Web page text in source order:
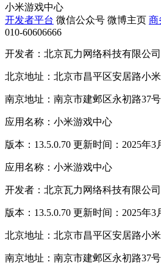
小米游戏中心
开发者平台 微信公众号 微博主页 商
010-60606666
开发者：北京瓦力网络科技有限公司
北京地址：北京市昌平区安居路小
南京地址：南京市建邺区永初路37
应用名称：小米游戏中心
版本：13.5.0.70 更新时间：2025年3
应用名称：小米游戏中心
开发者：北京瓦力网络科技有限公司
版本：13.5.0.70 更新时间：2025年3
北京地址：北京市昌平区安居路小
南京地址：南京市建邺区永初路37